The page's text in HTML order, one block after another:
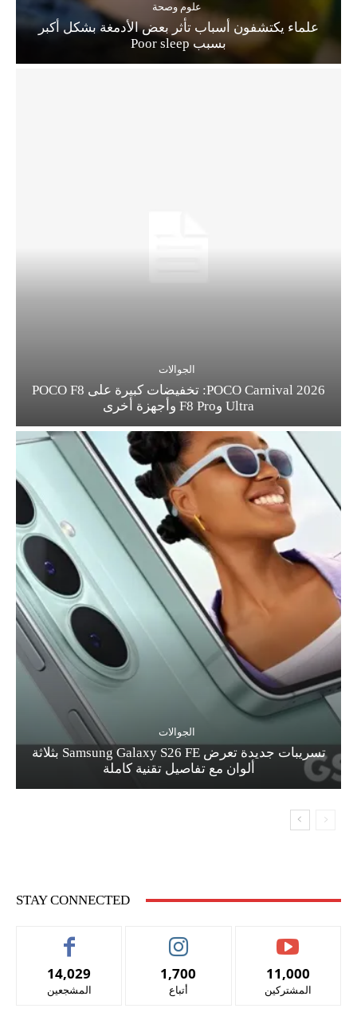
علوم وصحة
علماء يكتشفون أسباب تأثر بعض الأدمغة بشكل أكبر
بسبب Poor sleep
الجوالات
POCO Carnival 2026: تخفيضات كبيرة على POCO F8
Ultra وF8 Pro وأجهزة أخرى
الجوالات
تسريبات جديدة تعرض Samsung Galaxy S26 FE بثلاثة
ألوان مع تفاصيل تقنية كاملة
STAY CONNECTED
14,029
المشجعين
1,700
أتباع
11,000
المشتركين